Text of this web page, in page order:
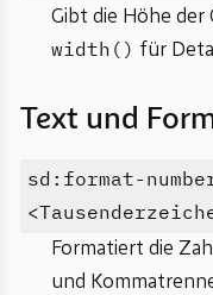
Gibt die Höhe der
width() für
Text und
sd:format-
Formatiert die
und